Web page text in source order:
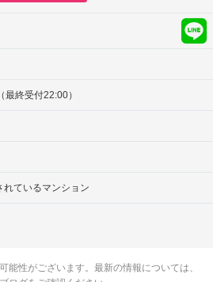
終受付22:00）
れているマンション
性がございます。最新の情報については、